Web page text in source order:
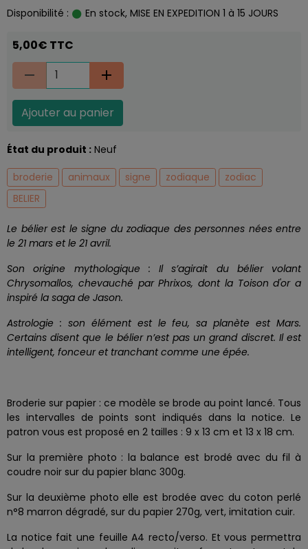
Disponibilité :
En stock, MISE EN EXPEDITION 1 à 15 JOURS
5,00€ TTC
Ajouter au panier
État du produit : Neuf
broderie
animaux signe zodiaque
zodiac
BELIER
Le bélier est le signe du zodiaque des personnes nées entre
le 21 mars et le 21 avril.
Son origine mythologique : Il s’agirait du bélier volant
Chrysomallos, chevauché par Phrixos, dont la Toison d'or a
inspiré la saga de Jason.
Astrologie : son élément est le feu, sa planète est Mars.
Certains disent que le bélier n’est pas un grand discret. Il est
intelligent, fonceur et tranchant comme une épée.
Broderie sur papier : ce modèle se brode au point lancé. Tous
les intervalles de points sont indiqués dans la notice. Le
patron vous est proposé en 2 tailles : 9 x 13 cm et 13 x 18 cm.
Sur la première photo : la balance est brodé avec du fil à
coudre noir sur du papier blanc 300g.
Sur la deuxième photo elle est brodée avec du coton perlé
n°8 marron dégradé, sur du papier 270g, vert, imitation cuir.
La notice fait une feuille A4 recto/verso. Et vous permettra